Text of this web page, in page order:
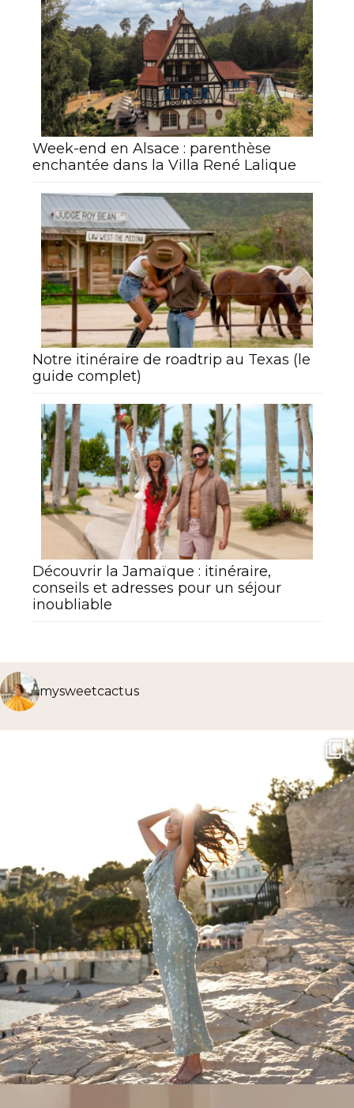
Week-end en Alsace : parenthèse
enchantée dans la Villa René Lalique
Notre itinéraire de roadtrip au Texas (le
guide complet)
Découvrir la Jamaïque : itinéraire,
conseils et adresses pour un séjour
inoubliable
mysweetcactus